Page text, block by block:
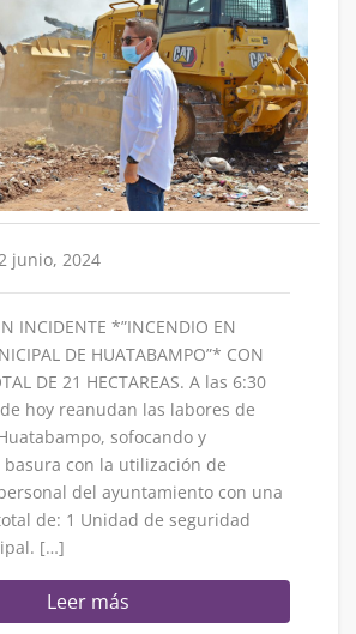
junio, 2024
INCIDENTE *”INCENDIO EN
DE HUATABAMPO”* CON
DE 21 HECTAREAS. A las 6:30
hoy reanudan las labores de
sofocando y
con la utilización de
del ayuntamiento con una
de: 1 Unidad de seguridad
[…]
Leer más